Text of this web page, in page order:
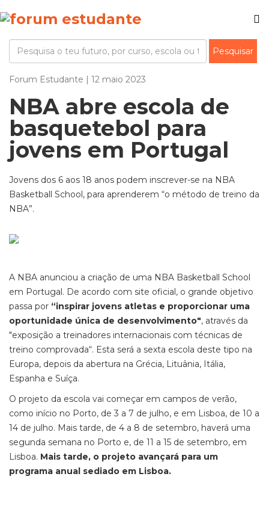
Forum Estudante | 12 maio 2023
NBA abre escola de
basquetebol para
jovens em Portugal
Jovens dos 6 aos 18 anos podem inscrever-se na NBA
Basketball School, para aprenderem “o método de treino da
NBA”.
A NBA anunciou a criação de uma NBA Basketball School
em Portugal. De acordo com site oficial, o grande objetivo
passa por “inspirar jovens atletas e proporcionar uma
oportunidade única de desenvolvimento", através da
"exposição a treinadores internacionais com técnicas de
treino comprovada“. Esta será a sexta escola deste tipo na
Europa, depois da abertura na Grécia, Lituânia, Itália,
Espanha e Suíça.
O projeto da escola vai começar em campos de verão,
como início no Porto, de 3 a 7 de julho, e em Lisboa, de 10 a
14 de julho. Mais tarde, de 4 a 8 de setembro, haverá uma
segunda semana no Porto e, de 11 a 15 de setembro, em
Lisboa. Mais tarde, o projeto avançará para um
programa anual sediado em Lisboa.